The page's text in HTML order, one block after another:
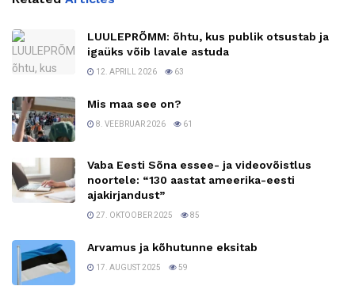
LUULEPRÕMM: õhtu, kus publik otsustab ja
igaüks võib lavale astuda
12. APRILL 2026 63
Mis maa see on?
8. VEEBRUAR 2026 61
Vaba Eesti Sõna essee- ja videovõistlus
noortele: “130 aastat ameerika-eesti
ajakirjandust”
27. OKTOOBER 2025 85
Arvamus ja kõhutunne eksitab
17. AUGUST 2025 59